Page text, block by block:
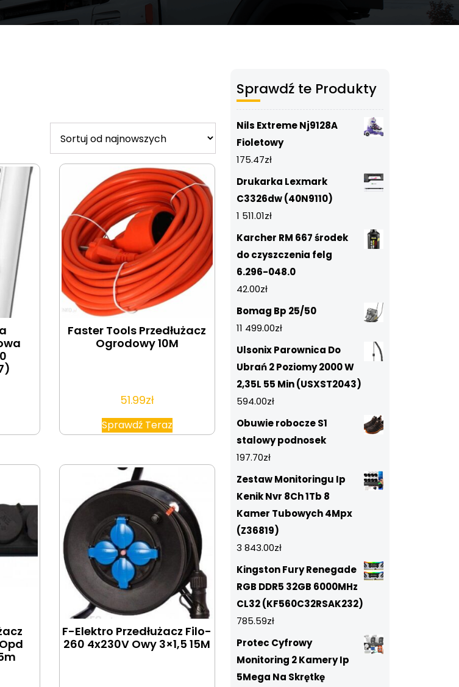
Faster Tools Przedłużacz
Ogrodowy 10M
51.99zł
Sprawdź Teraz
F-Elektro Przedłużacz Filo-
260 4x230V Owy 3×1,5 15M
Sprawdź te Produkty
Nils Extreme Nj9128A
Fioletowy
175.47zł
Drukarka Lexmark
C3326dw (40N9110)
1 511.01zł
Karcher RM 667 środek
do czyszczenia felg
6.296-048.0
42.00zł
Bomag Bp 25/50
11 499.00zł
Ulsonix Parownica Do
Ubrań 2 Poziomy 2000 W
2,35L 55 Min (USXST2043)
594.00zł
Obuwie robocze S1
stalowy podnosek
197.70zł
Zestaw Monitoringu Ip
Kenik Nvr 8Ch 1Tb 8
Kamer Tubowych 4Mpx
(Z36819)
3 843.00zł
Kingston Fury Renegade
RGB DDR5 32GB 6000MHz
CL32 (KF560C32RSAK232)
785.59zł
Protec Cyfrowy
Monitoring 2 Kamery Ip
5Mega Na Skrętkę